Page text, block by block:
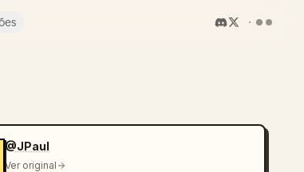
@JPaul
Ver original